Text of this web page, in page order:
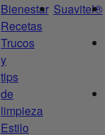
Bienestar
Recetas
Trucos
y
tips
de
limpieza
Estilo
Suavitel®